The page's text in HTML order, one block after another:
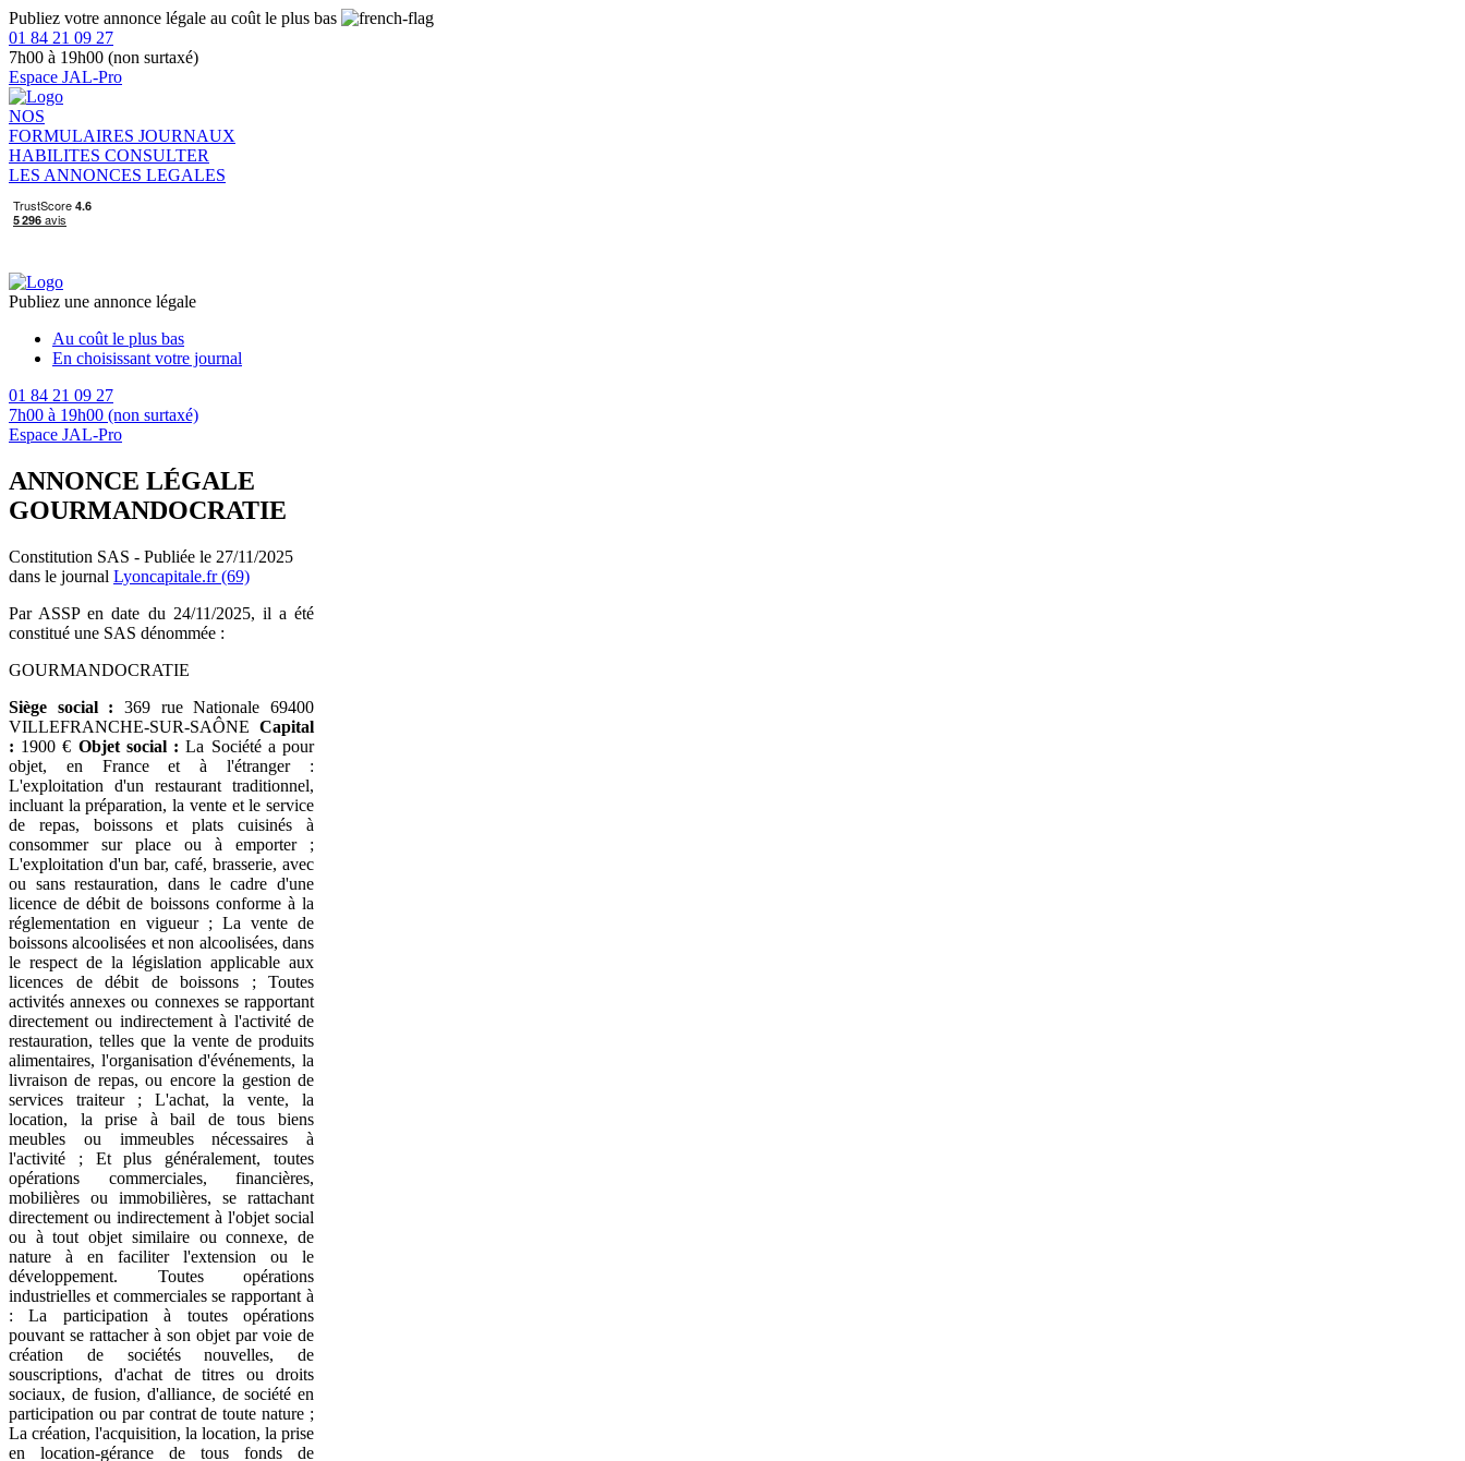
Publiez votre annonce légale au coût le plus bas
01 84 21 09 27
7h00 à 19h00 (non surtaxé)
Espace JAL-Pro
NOS
FORMULAIRES JOURNAUX
HABILITES CONSULTER
LES ANNONCES LEGALES
Publiez une annonce légale
Au coût le plus bas
En choisissant votre journal
01 84 21 09 27
7h00 à 19h00 (non surtaxé)
Espace JAL-Pro
ANNONCE LÉGALE
GOURMANDOCRATIE
Constitution SAS - Publiée le 27/11/2025
dans le journal Lyoncapitale.fr (69)
Par ASSP en date du 24/11/2025, il a été
constitué une SAS dénommée :
GOURMANDOCRATIE
Siège social : 369 rue Nationale 69400
VILLEFRANCHE-SUR-SAÔNE Capital
: 1900 € Objet social : La Société a pour
objet, en France et à l'étranger :
L'exploitation d'un restaurant traditionnel,
incluant la préparation, la vente et le service
de repas, boissons et plats cuisinés à
consommer sur place ou à emporter ;
L'exploitation d'un bar, café, brasserie, avec
ou sans restauration, dans le cadre d'une
licence de débit de boissons conforme à la
réglementation en vigueur ; La vente de
boissons alcoolisées et non alcoolisées, dans
le respect de la législation applicable aux
licences de débit de boissons ; Toutes
activités annexes ou connexes se rapportant
directement ou indirectement à l'activité de
restauration, telles que la vente de produits
alimentaires, l'organisation d'événements, la
livraison de repas, ou encore la gestion de
services traiteur ; L'achat, la vente, la
location, la prise à bail de tous biens
meubles ou immeubles nécessaires à
l'activité ; Et plus généralement, toutes
opérations commerciales, financières,
mobilières ou immobilières, se rattachant
directement ou indirectement à l'objet social
ou à tout objet similaire ou connexe, de
nature à en faciliter l'extension ou le
développement. Toutes opérations
industrielles et commerciales se rapportant à
: La participation à toutes opérations
pouvant se rattacher à son objet par voie de
création de sociétés nouvelles, de
souscriptions, d'achat de titres ou droits
sociaux, de fusion, d'alliance, de société en
participation ou par contrat de toute nature ;
La création, l'acquisition, la location, la prise
en location-gérance de tous fonds de